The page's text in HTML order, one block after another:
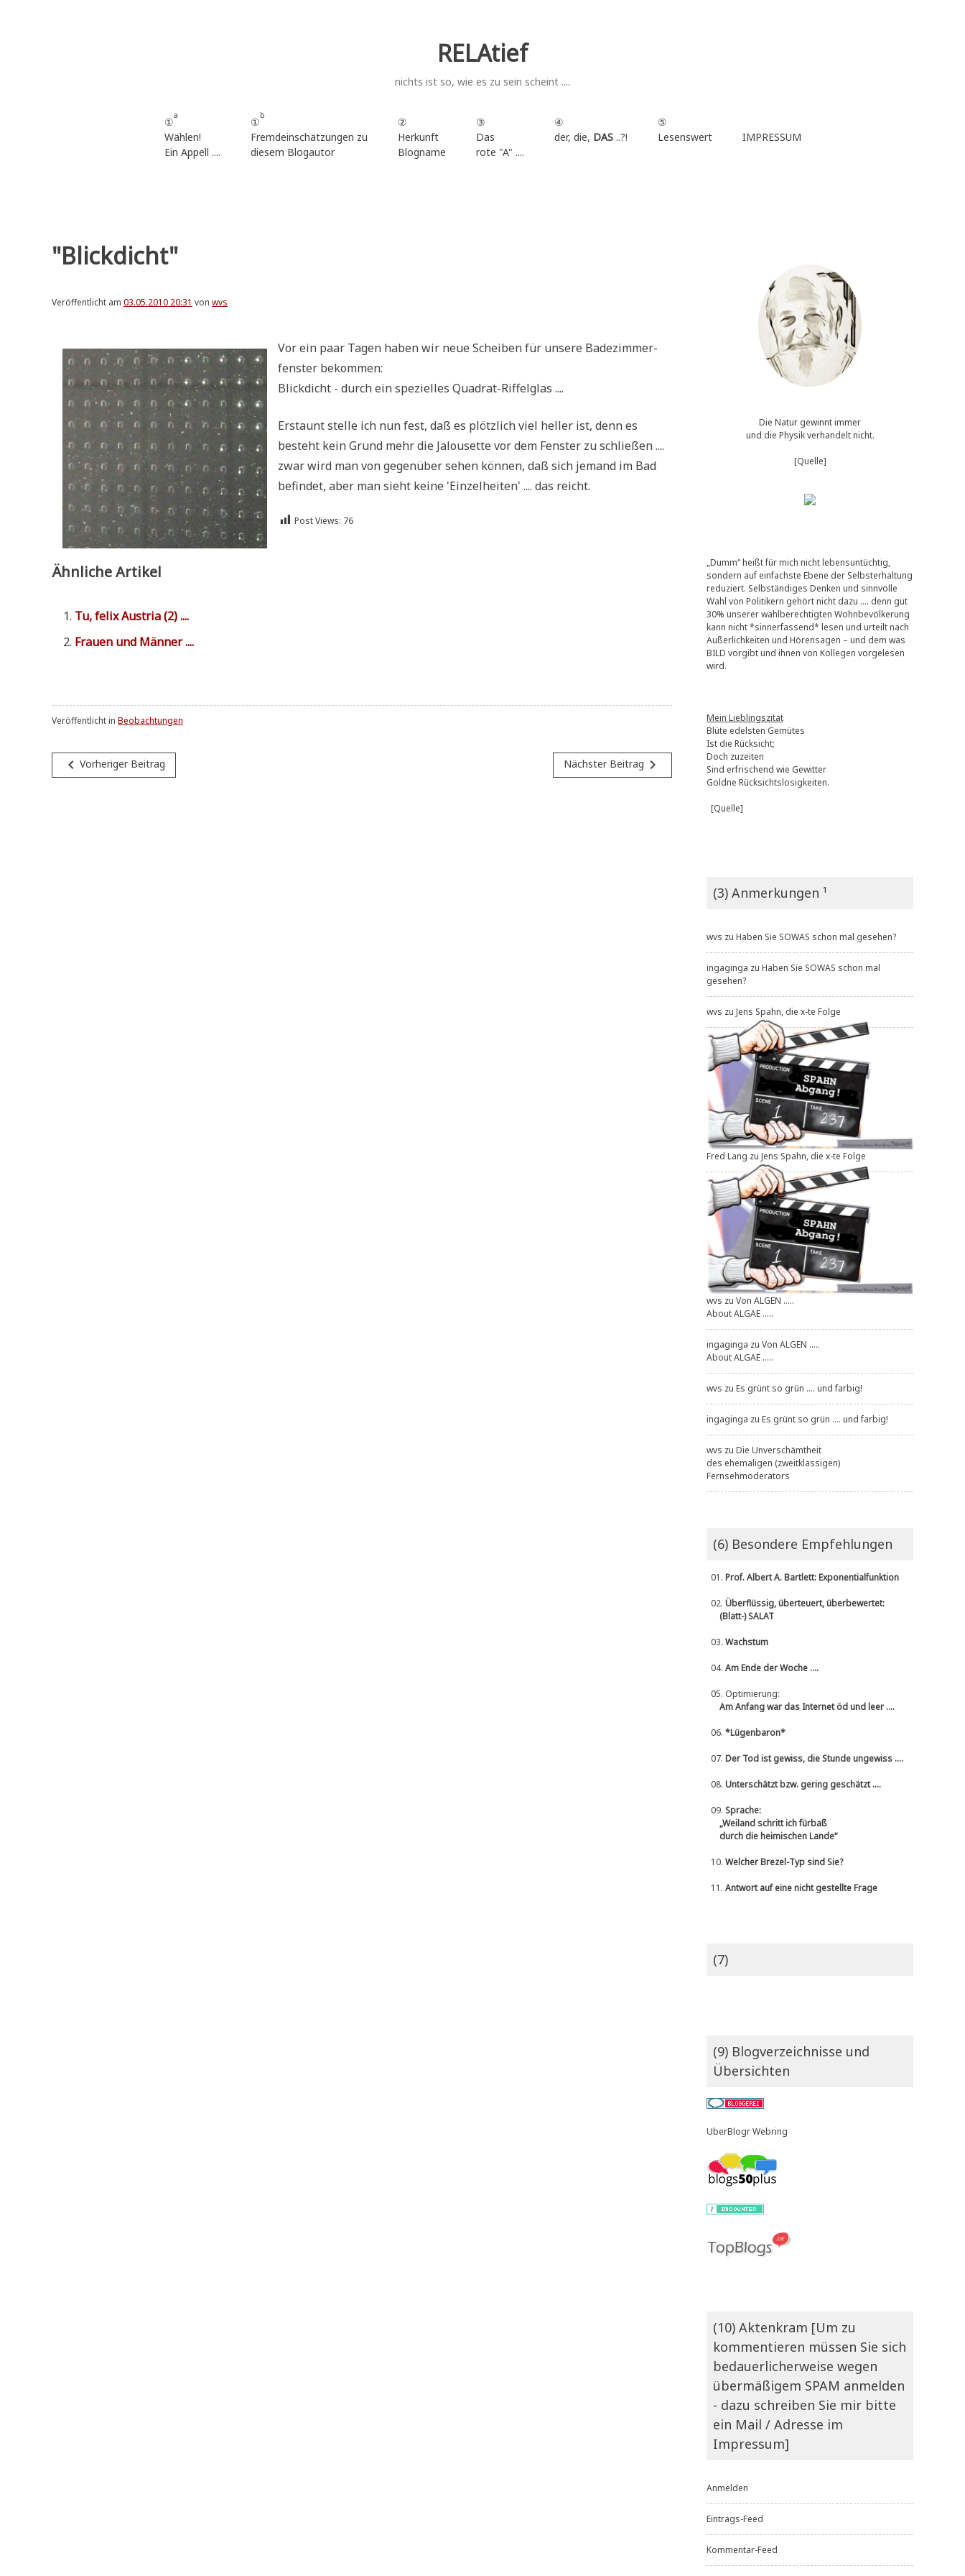
RELAtief
nichts ist so, wie es zu sein scheint ....
①
a
Wählen!
Ein Appell ....
①
b
Fremdeinschätzungen zu
diesem Blogautor
②
Herkunft
Blogname
③
Das
rote "A" ....
④
der, die, DAS..?!
⑤
Lesenswert
IMPRESSUM
"Blickdicht"
Veröffentlicht am 03.05.2010 20:31 von wvs
Vor ein paar Tagen haben wir neue Schei­ben für unse­re Bade­zim­mer­
fen­ster bekommen:
Blick­dicht - durch ein spe­zi­el­les Quadrat-Riffelglas ....
Erstaunt stel­le ich nun fest, daß es plötz­lich viel hel­ler ist, denn es
besteht kein Grund mehr die Jalou­set­te vor dem Fen­ster zu schlie­ßen ....
zwar wird man von gegen­über sehen kön­nen, daß sich jemand im Bad
befin­det, aber man sieht kei­ne 'Ein­zel­hei­ten' .... das reicht.
Post Views: 76
Ähnliche Artikel
Tu, felix Austria (2) ....
Frau­en und Männer ....
Veröffentlicht in Beobachtungen
Beitragsnavigation
navigate_before Vorheriger Beitrag Nächster Beitrag navigate_next
Die Natur gewinnt immer
und die Physik verhandelt nicht.
[Quelle]
„Dumm“ heißt für mich nicht lebensuntüchtig,
sondern auf einfachste Ebene der Selbsterhaltung
reduziert. Selbständiges Denken und sinnvolle
Wahl von Politikern gehört nicht dazu …. denn gut
30% unserer wahlberechtigten Wohnbevölkerung
kann nicht *sinnerfassend* lesen und urteilt nach
Äußerlichkeiten und Hörensagen – und dem was
BILD vorgibt und ihnen von Kollegen vorgelesen
wird.
Mein Lieblingszitat
Blüte edelsten Gemütes
Ist die Rücksicht;
Doch zuzeiten
Sind erfrischend wie Gewitter
Goldne Rücksichtslosigkeiten.
[Quelle]
(3) Anmerkungen ¹
wvs zu Haben Sie SOWAS schon mal gesehen?
ingaginga zu Haben Sie SOWAS schon mal
gesehen?
wvs zu Jens Spahn, die x-te Folge
Fred Lang zu Jens Spahn, die x-te Folge
wvs zu Von ALGEN .....
About ALGAE .....
ingaginga zu Von ALGEN .....
About ALGAE .....
wvs zu Es grünt so grün .... und farbig!
ingaginga zu Es grünt so grün .... und farbig!
wvs zu Die Unverschämtheit
des ehemaligen (zweitklassigen)
Fernsehmoderators
(6) Besondere Empfehlungen
01. Prof. Albert A. Bartlett: Exponentialfunktion
02. Überflüssig, überteuert, überbewertet:
(Blatt-) SALAT
03. Wachstum
04. Am Ende der Woche ....
05. Optimierung:
Am Anfang war das Internet öd und leer ....
06. *Lügenbaron*
07. Der Tod ist gewiss, die Stunde ungewiss ....
08. Unterschätzt bzw. gering geschätzt ....
09. Sprache:
„Weiland schritt ich fürbaß
durch die heimischen Lande“
10. Welcher Brezel-Typ sind Sie?
11. Antwort auf eine nicht gestellte Frage
(7)
(9) Blogverzeichnisse und
Übersichten
UberBlogr Webring
(10) Aktenkram [Um zu
kommentieren müssen Sie sich
bedauerlicherweise wegen
übermäßigem SPAM anmelden
- dazu schreiben Sie mir bitte
ein Mail / Adresse im
Impressum]
Anmelden
Eintrags-Feed
Kommentar-Feed